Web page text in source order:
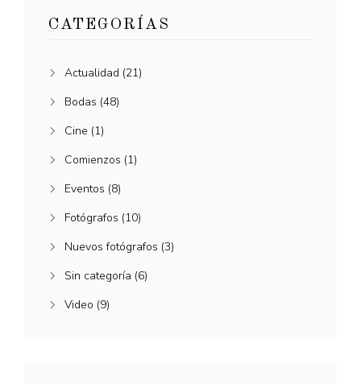
CATEGORÍAS
Actualidad (21)
Bodas (48)
Cine (1)
Comienzos (1)
Eventos (8)
Fotógrafos (10)
Nuevos fotógrafos (3)
Sin categoría (6)
Video (9)